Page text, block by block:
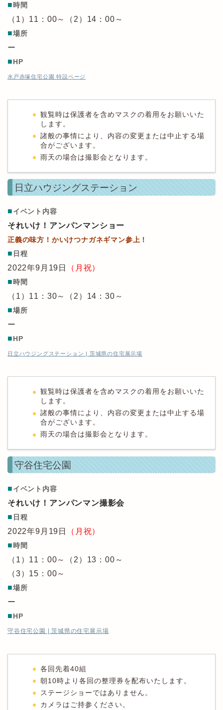
■時間
（1）11：00～（2）14：00～
■場所
ー
■HP
水戸赤塚住宅公園 特設ページ
観覧時は保護者を含めマスクの着用をお願いいた
します。
諸般の事情により、内容の変更または中止する場
合がございます。
雨天の場合は撮影会となります。
日立ハウジングステーション
■イベント内容
それいけ！アンパンマンショー
正義の味方！かいけつナガネギマン参上！
■ 日程
2022年9月19日
（月祝）
■時間
（1）11：30～（2）14：30～
■場所
ー
■HP
日立ハウジングステーション | 茨城県の住宅展示場
観覧時は保護者を含めマスクの着用をお願いいた
します。
諸般の事情により、内容の変更または中止する場
合がございます。
雨天の場合は撮影会となります。
守谷住宅公園
■イベント内容
それいけ！アンパンマン撮影会
■ 日程
2022年9月19日
（月祝）
■時間
（1）11：00～（2）13：00～
（3）15：00～
■場所
ー
■HP
守谷住宅公園 | 茨城県の住宅展示場
各回先着40組
朝10時より各回の整理券を配布いたします。
ステージショーではありません。
カメラはご持参ください。